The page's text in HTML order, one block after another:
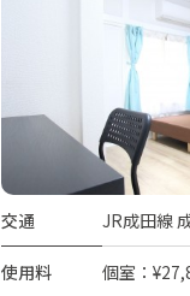
交通 JR成田線
使用料 個室：